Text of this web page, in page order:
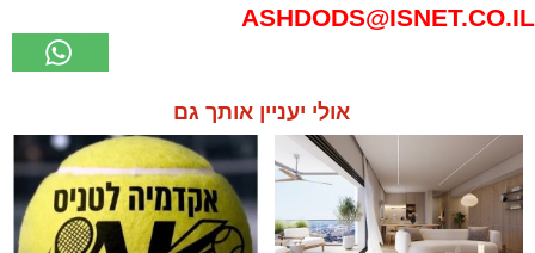
ASHDODS@ISNET.CO.IL
אולי יעניין אותך גם